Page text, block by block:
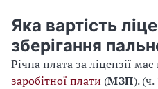
Яка вартість
зберігання
Річна плата за ліцензії
заробітної плати (МЗП).